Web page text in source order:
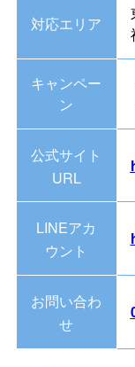
対応エリア
キャンペー
ン
公式サイト
URL
LINEアカ
ウント
お問い合わ
せ